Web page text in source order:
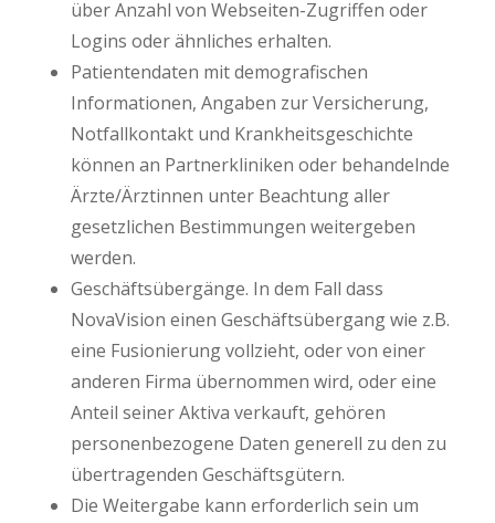
über Anzahl von Webseiten-Zugriffen oder
Logins oder ähnliches erhalten.
Patientendaten mit demografischen
Informationen, Angaben zur Versicherung,
Notfallkontakt und Krankheitsgeschichte
können an Partnerkliniken oder behandelnde
Ärzte/Ärztinnen unter Beachtung aller
gesetzlichen Bestimmungen weitergeben
werden.
Geschäftsübergänge. In dem Fall dass
NovaVision einen Geschäftsübergang wie z.B.
eine Fusionierung vollzieht, oder von einer
anderen Firma übernommen wird, oder eine
Anteil seiner Aktiva verkauft, gehören
personenbezogene Daten generell zu den zu
übertragenden Geschäftsgütern.
Die Weitergabe kann erforderlich sein um